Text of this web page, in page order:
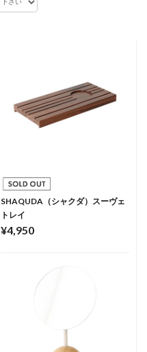
SHAQUDA（シャクダ）スーヴェ
トレイ
¥4,950